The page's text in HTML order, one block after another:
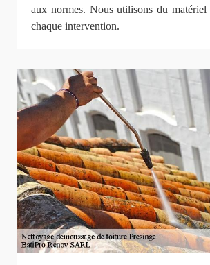
aux normes. Nous utilisons du matériel
chaque intervention.